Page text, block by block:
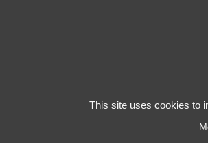
This site uses cookies to